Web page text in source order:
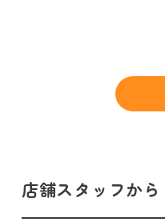
店舗スタッフから